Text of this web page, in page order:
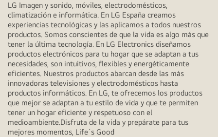
LG Imagen y sonido, móviles, electrodomésticos,
climatización e informática. En LG España creamos
experiencias tecnológicas y las aplicamos a todos nuestros
productos. Somos conscientes de que la vida es algo más que
tener la última tecnología. En LG Electronics diseñamos
productos electrónicos para tu hogar que se adaptan a tus
necesidades, son intuitivos, flexibles y energéticamente
eficientes. Nuestros productos abarcan desde las más
innovadoras televisiones y electrodomésticos hasta
productos informáticos. En LG, te ofrecemos los productos
que mejor se adaptan a tu estilo de vida y que te permiten
tener un hogar eficiente y respetuoso con el
medioambiente.Disfruta de la vida y prepárate para tus
mejores momentos, Life´s Good